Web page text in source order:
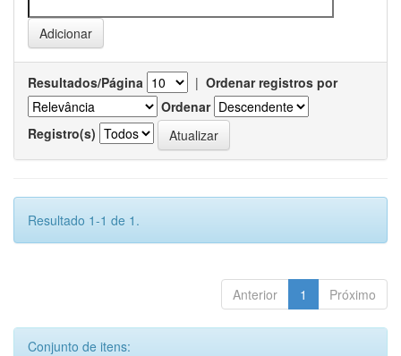
Resultados/Página | Ordenar registros por
Ordenar
Registro(s)
Resultado 1-1 de 1.
Anterior 1 Próximo
Conjunto de itens: